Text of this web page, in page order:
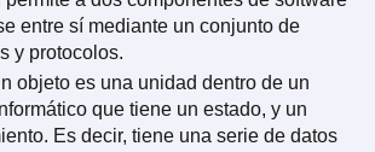
entre sí mediante un conjunto de
y protocolos.
objeto es una unidad dentro de un
que tiene un estado, y un
Es decir, tiene una serie de datos